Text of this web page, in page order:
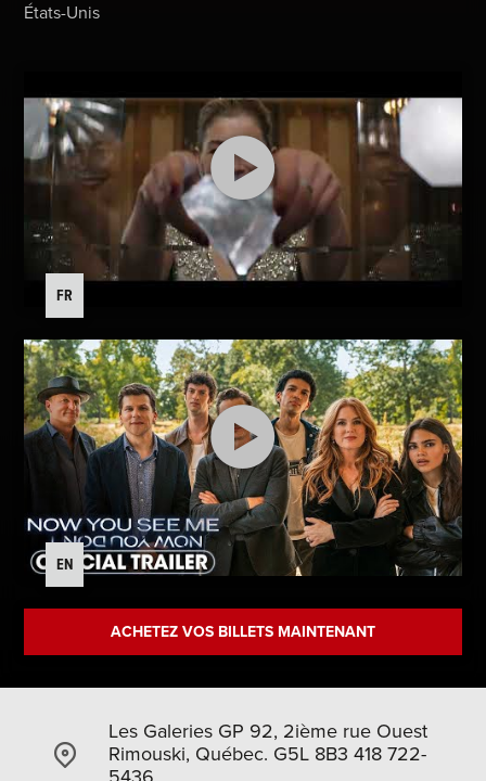
États-Unis
FR
EN
ACHETEZ VOS BILLETS MAINTENANT
Les Galeries GP 92, 2ième rue Ouest
Rimouski, Québec. G5L 8B3 418 722-